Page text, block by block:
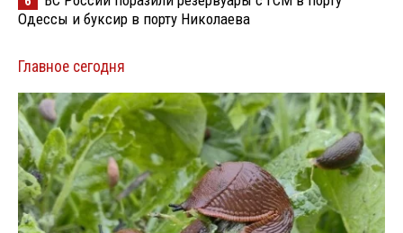
Одессы и буксир в порту Николаева
Главное сегодня